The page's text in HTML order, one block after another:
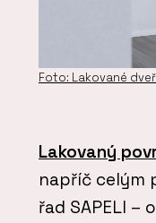
Foto: Lakované
Lakovaný
napříč celým
řad SAPELI –